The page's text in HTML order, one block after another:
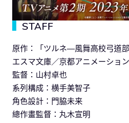
STAFF
原作：「ツルネ―風舞高校弓道
エスマ文庫／京都アニメーション
監督：山村卓也
系列構成：横手美智子
角色設計：門脇未来
總作畫監督：丸木宣明